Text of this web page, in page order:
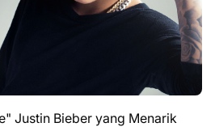
Justin Bieber yang Menarik